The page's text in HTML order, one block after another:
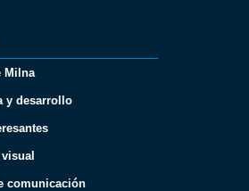
Milna
y desarrollo
comunicación